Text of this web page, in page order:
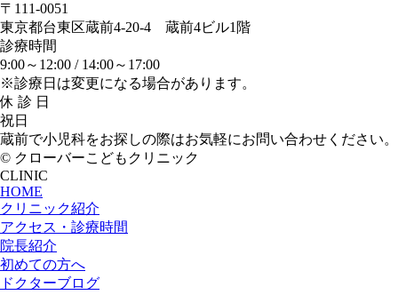
〒111-0051
東京都台東区蔵前4-20-4 蔵前4ビル1階
診療時間
9:00～12:00 / 14:00～17:00
※診療日は変更になる場合があります。
休 診 日
祝日
蔵前で小児科をお探しの際はお気軽にお問い合わせください。
© クローバーこどもクリニック
CLINIC
HOME
クリニック紹介
アクセス・診療時間
院長紹介
初めての方へ
ドクターブログ